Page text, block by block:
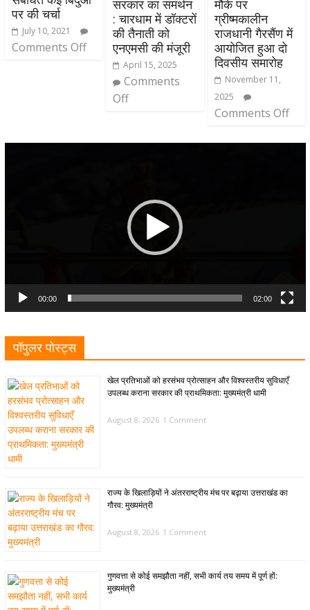
पर की चर्चा
July 10, 2021
Comments Off
सरकार का समर्थन
: चारधाम में डॉक्टरों
की तैनाती को
एनएमसी की मंजूरी
April 15, 2025
Comments
Off
मौके पर
ग्रीष्मकालीन
राजधानी गैरसैंण में
आयोजित हुआ दो
दिवसीय समारोह
November 11,
2025
Comments Off
00:00 02:00
पॉपुलर पोस्ट्स
खेल प्रतिभाओं को हरसंभव प्रोत्साहन और विश्वस्तरीय सुविधाएँ
उपलब्ध कराना सरकार की प्राथमिकता: मुख्यमंत्री धामी
August 8, 2026 1 Comment
राज्य के खिलाड़ियों ने अंतरराष्ट्रीय मंच पर बढ़ाया उत्तराखंड का
गौरव: मुख्यमंत्री
August 8, 2026 1 Comment
गुणवत्ता से कोई समझौता नहीं, सभी कार्य तय समय में पूर्ण हों:
मुख्यमंत्री